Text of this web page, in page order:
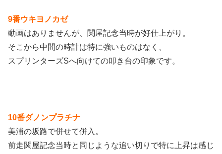
9番ウキヨノカゼ
動画はありませんが、関屋記念当時が好仕上がり。
そこから中間の時計は特に強いものはなく、
スプリンターズSへ向けての叩き台の印象です。
10番ダノンプラチナ
美浦の坂路で併せて併入。
前走関屋記念当時と同じような追い切りで特に上昇は感じ